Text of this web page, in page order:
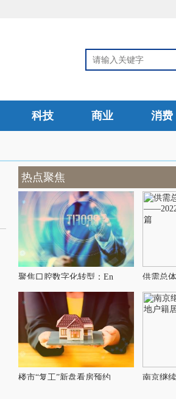
科技 商业 消费
热点聚焦
聚焦口腔数字化转型：En 供需总
楼市“复工”新盘看房预约 南京继